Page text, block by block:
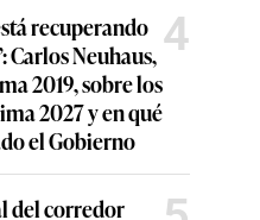
recuperando
Neuhaus,
2019, sobre los
2027 y en qué
el Gobierno
4
del corredor